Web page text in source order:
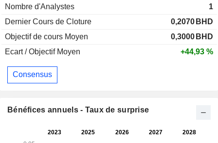
Nombre d'Analystes
1
Dernier Cours de Cloture
0,2070 BHD
Objectif de cours Moyen
0,3000 BHD
Ecart / Objectif Moyen
+44,93 %
Consensus
Bénéfices annuels - Taux de surprise